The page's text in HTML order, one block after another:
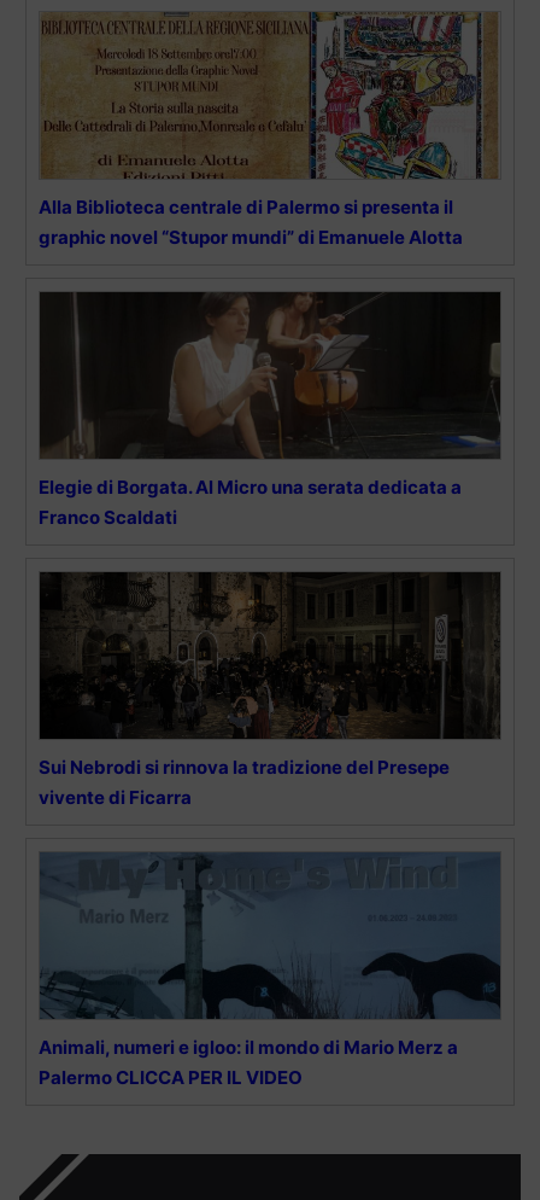
Alla Biblioteca centrale di Palermo si presenta il
graphic novel “Stupor mundi” di Emanuele Alotta
Elegie di Borgata. Al Micro una serata dedicata a
Franco Scaldati
Sui Nebrodi si rinnova la tradizione del Presepe
vivente di Ficarra
Animali, numeri e igloo: il mondo di Mario Merz a
Palermo CLICCA PER IL VIDEO